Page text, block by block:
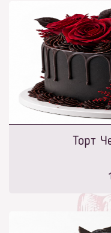
Торт